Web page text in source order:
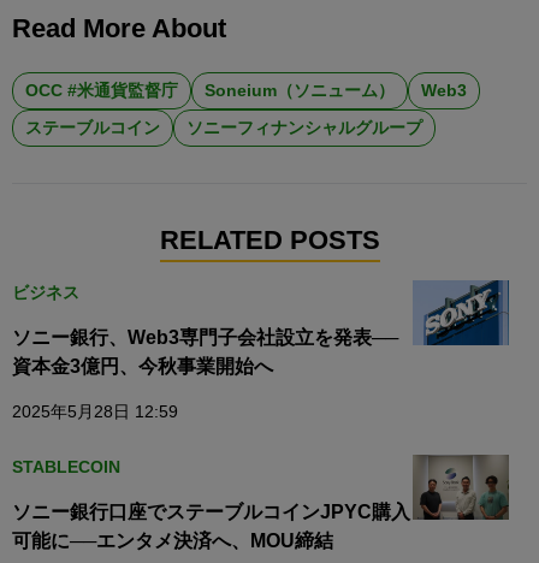
Read More About
OCC #米通貨監督庁 Soneium（ソニューム）
Web3
ステーブルコイン
ソニーフィナンシャルグループ
RELATED POSTS
ビジネス
ソニー銀行、Web3専門子会社設立を発表──
資本金3億円、今秋事業開始へ
2025年5月28日 12:59
STABLECOIN
ソニー銀行口座でステーブルコインJPYC購入
可能に──エンタメ決済へ、MOU締結